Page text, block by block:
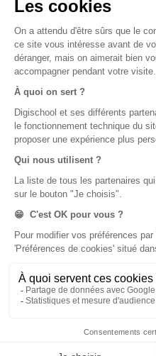
Brevet des collèges
Nos applications
Application Android Éducation
digiSchool Orientation
Orientation
Diplômes
Formations
Métiers
Écoles
Notre chaîne Youtube
digiSchool Code